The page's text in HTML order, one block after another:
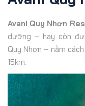
Avani Quy Nhơn
dưỡng – hay còn
Quy Nhơn – nằm
15km.